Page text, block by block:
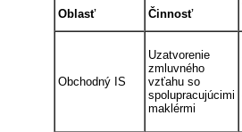
Oblasť Činnosť
Obchodný IS
Uzatvorenie
zmluvného
vzťahu so
spolupracujúcimi
maklérmi